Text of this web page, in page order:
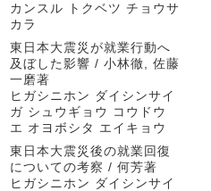
カンスル トクベツ チョウサ
カラ
東日本大震災が就業行動へ
及ぼした影響 / 小林徹, 佐藤
一磨著
ヒガシニホン ダイシンサイ
ガ シュウギョウ コウドウ
エ オヨボシタ エイキョウ
東日本大震災後の就業回復
についての考察 / 何芳著
ヒガシニホン ダイシンサイ